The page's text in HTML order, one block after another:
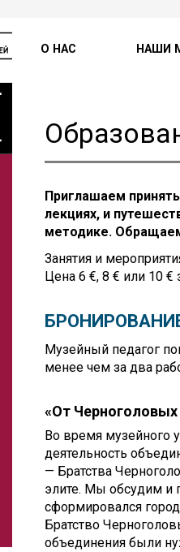
О НАС НАШИ
Приглашаем
лекциях, и
методике.
Занятия и
Цена 6 €, 8 € или 10
Музейный педагог
менее чем за два
«От
Во время музейного
деятельность
— Братства
элите. Мы обсудим и
сформировался
Братство
объединения были